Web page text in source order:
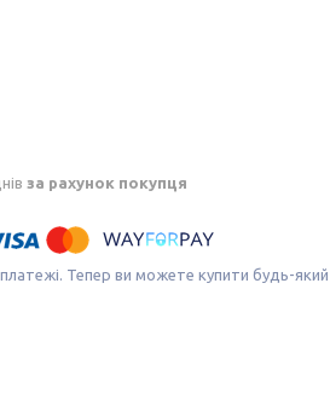
за рахунок покупця
платежі. Тепер ви можете купити будь-